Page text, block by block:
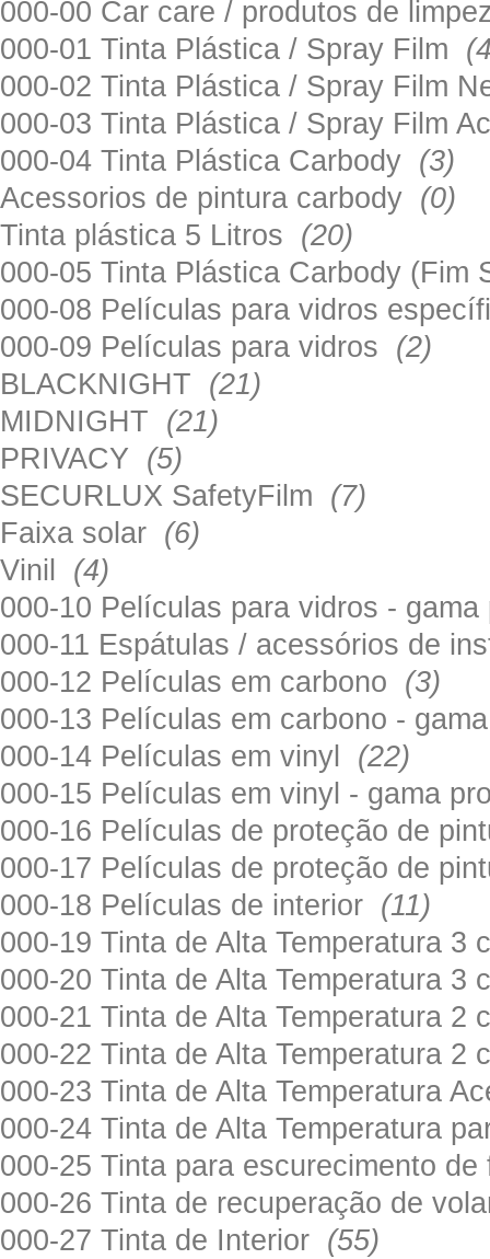
000-00 Car care / produtos de
000-01 Tinta Plástica / Spray Film
000-02 Tinta Plástica / Spray Film
000-03 Tinta Plástica / Spray Film
000-04 Tinta Plástica Carbody (3)
Acessorios de pintura carbody (0)
Tinta plástica 5 Litros (20)
000-05 Tinta Plástica Carbody
000-08 Películas para vidros
000-09 Películas para vidros (2)
BLACKNIGHT (21)
MIDNIGHT (21)
PRIVACY (5)
SECURLUX SafetyFilm (7)
Faixa solar (6)
Vinil (4)
000-10 Películas para vidros -
000-11 Espátulas / acessórios de
000-12 Películas em carbono (3)
000-13 Películas em carbono -
000-14 Películas em vinyl (22)
000-15 Películas em vinyl - gama
000-16 Películas de proteção de
000-17 Películas de proteção de
000-18 Películas de interior (11)
000-19 Tinta de Alta Temperatura
000-20 Tinta de Alta Temperatura
000-21 Tinta de Alta Temperatura
000-22 Tinta de Alta Temperatura
000-23 Tinta de Alta Temperatura
000-24 Tinta de Alta Temperatura
000-25 Tinta para escurecimento
000-26 Tinta de recuperação de
000-27 Tinta de Interior (55)